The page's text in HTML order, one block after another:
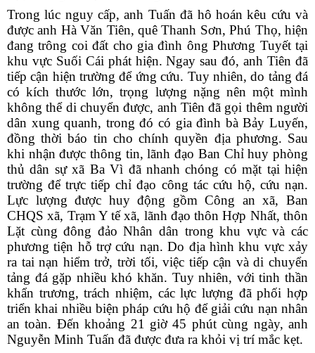
Trong lúc nguy cấp, anh Tuấn đã hô hoán kêu cứu và
được anh Hà Văn Tiên, quê Thanh Sơn, Phú Thọ, hiện
đang trông coi đất cho gia đình ông Phương Tuyết tại
khu vực Suối Cái phát hiện. Ngay sau đó, anh Tiên đã
tiếp cận hiện trường để ứng cứu. Tuy nhiên, do tảng đá
có kích thước lớn, trọng lượng nặng nên một mình
không thể di chuyển được, anh Tiên đã gọi thêm người
dân xung quanh, trong đó có gia đình bà Bảy Luyến,
đồng thời báo tin cho chính quyền địa phương. Sau
khi nhận được thông tin, lãnh đạo Ban Chỉ huy phòng
thủ dân sự xã Ba Vì đã nhanh chóng có mặt tại hiện
trường để trực tiếp chỉ đạo công tác cứu hộ, cứu nạn.
Lực lượng được huy động gồm Công an xã, Ban
CHQS xã, Trạm Y tế xã, lãnh đạo thôn Hợp Nhất, thôn
Lặt cùng đông đảo Nhân dân trong khu vực và các
phương tiện hỗ trợ cứu nạn. Do địa hình khu vực xảy
ra tai nạn hiểm trở, trời tối, việc tiếp cận và di chuyển
tảng đá gặp nhiều khó khăn. Tuy nhiên, với tinh thần
khẩn trương, trách nhiệm, các lực lượng đã phối hợp
triển khai nhiều biện pháp cứu hộ để giải cứu nạn nhân
an toàn. Đến khoảng 21 giờ 45 phút cùng ngày, anh
Nguyễn Minh Tuấn đã được đưa ra khỏi vị trí mắc kẹt.